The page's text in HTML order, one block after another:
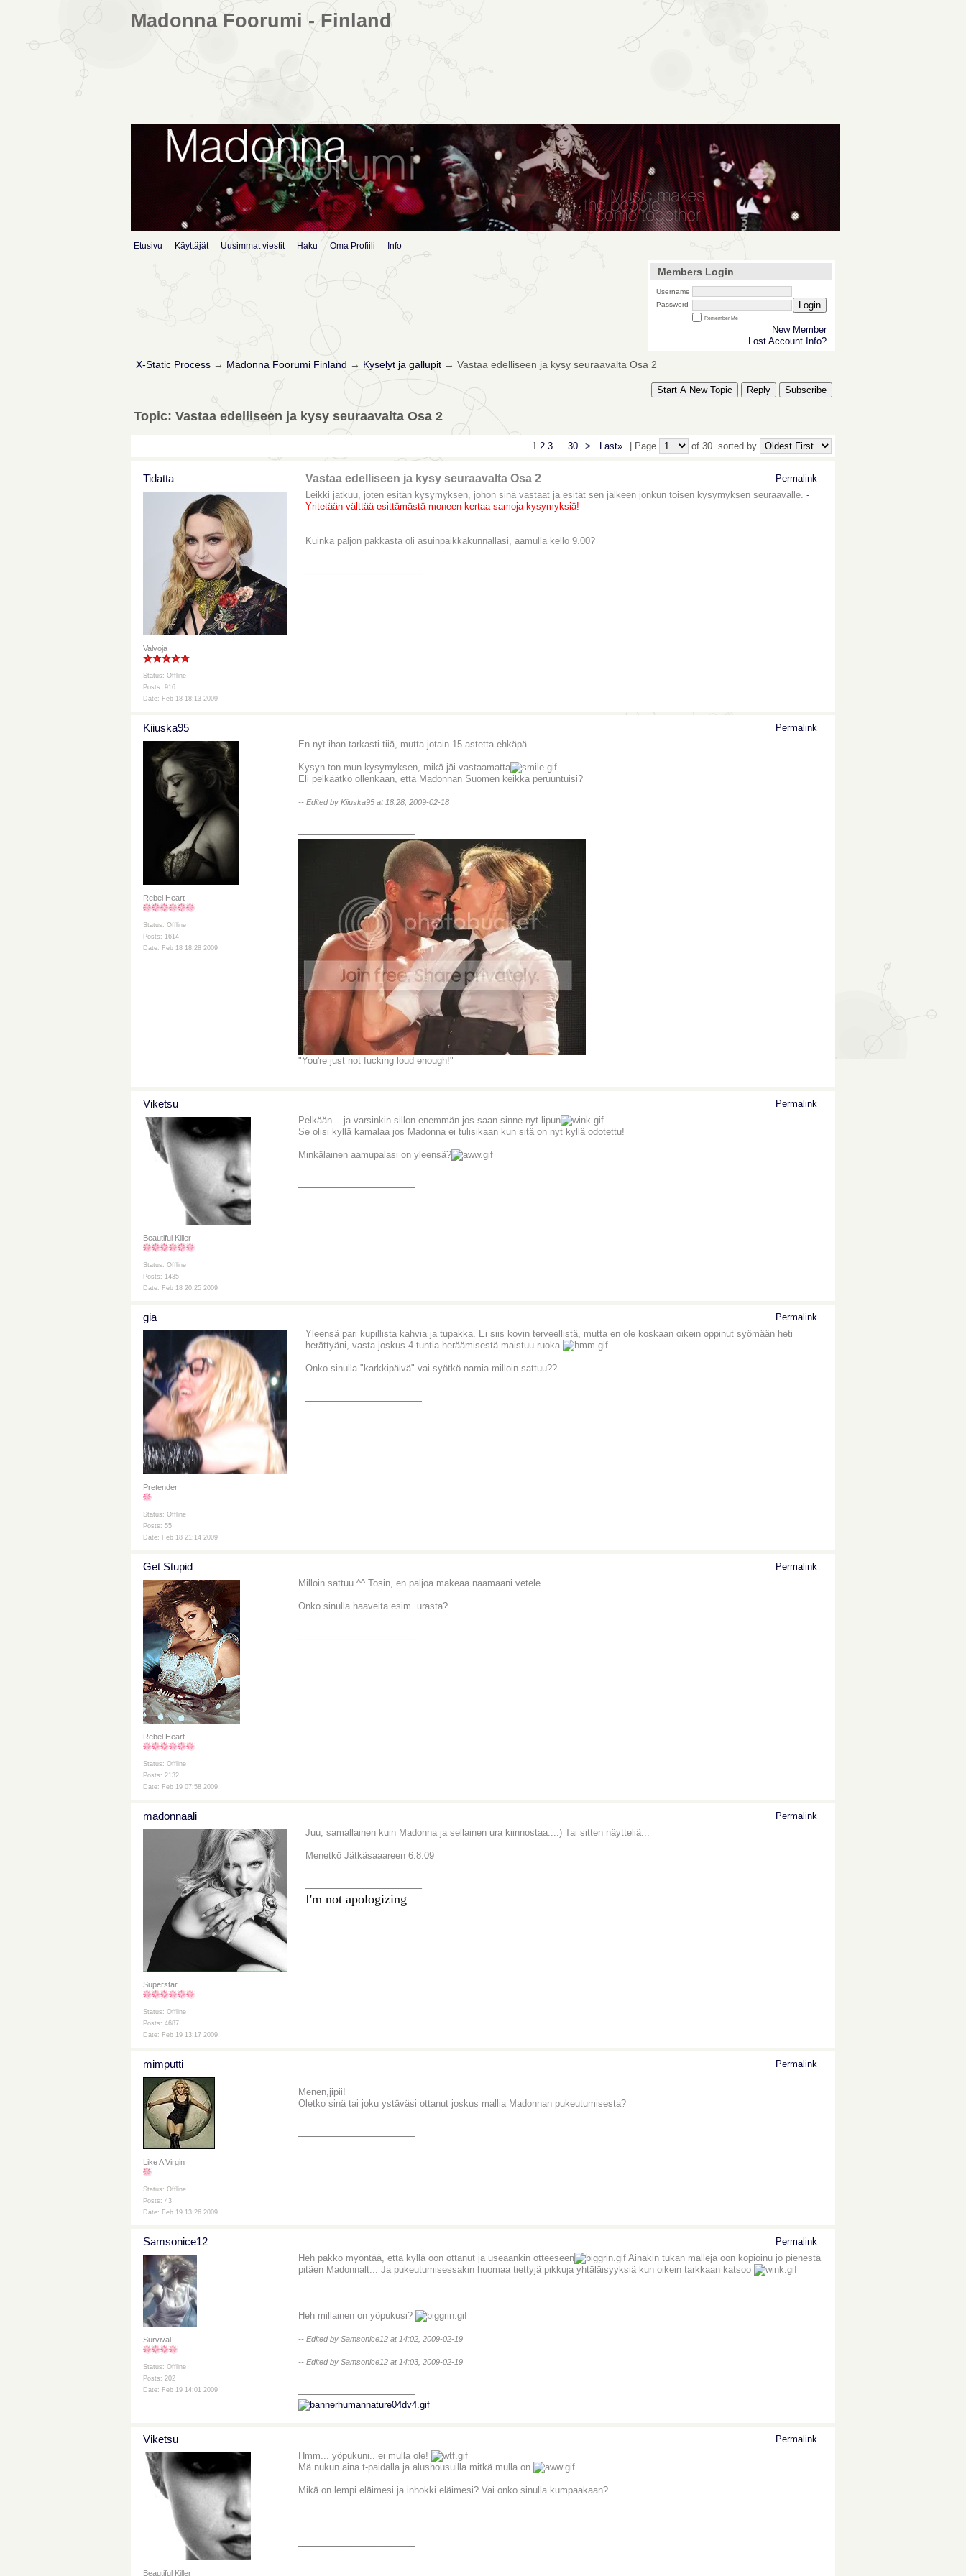
Madonna Foorumi - Finland
Etusivu Käyttäjät Uusimmat viestit Haku Oma Profiili Info
Members Login
Username
Password
Login
Remember Me
New Member
Lost Account Info?
X-Static Process→ Madonna Foorumi Finland → Kyselyt ja gallupit→ Vastaa edelliseen ja kysy seuraavalta Osa 2
Start A New Topic Reply Subscribe
Topic: Vastaa edelliseen ja kysy seuraavalta Osa 2
1 2 3… 30 > Last» | Page of 30 sorted by
Tidatta
Valvoja
Status: Offline
Posts: 916
Date: Feb 18 18:13 2009
Vastaa edelliseen ja kysy seuraavalta Osa 2
Permalink
Leikki jatkuu, joten esitän kysymyksen, johon sinä vastaat ja esität sen jälkeen jonkun toisen kysymyksen seuraavalle. -
Yritetään välttää esittämästä moneen kertaa samoja kysymyksiä!
Kuinka paljon pakkasta oli asuinpaikkakunnallasi, aamulla kello 9.00?
Kiiuska95
Rebel Heart
Status: Offline
Posts: 1614
Date: Feb 18 18:28 2009
Permalink
En nyt ihan tarkasti tiiä, mutta jotain 15 astetta ehkäpä...
Kysyn ton mun kysymyksen, mikä jäi vastaamatta
Eli pelkäätkö ollenkaan, että Madonnan Suomen keikka peruuntuisi?
-- Edited by Kiiuska95 at 18:28, 2009-02-18
"You're just not fucking loud enough!"
Viketsu
Beautiful Killer
Status: Offline
Posts: 1435
Date: Feb 18 20:25 2009
Permalink
Pelkään... ja varsinkin sillon enemmän jos saan sinne nyt lipun
Se olisi kyllä kamalaa jos Madonna ei tulisikaan kun sitä on nyt kyllä odotettu!
Minkälainen aamupalasi on yleensä?
gia
Pretender
Status: Offline
Posts: 55
Date: Feb 18 21:14 2009
Permalink
Yleensä pari kupillista kahvia ja tupakka. Ei siis kovin terveellistä, mutta en ole koskaan oikein oppinut syömään heti
herättyäni, vasta joskus 4 tuntia heräämisestä maistuu ruoka
Onko sinulla "karkkipäivä" vai syötkö namia milloin sattuu??
Get Stupid
Rebel Heart
Status: Offline
Posts: 2132
Date: Feb 19 07:58 2009
Permalink
Milloin sattuu ^^ Tosin, en paljoa makeaa naamaani vetele.
Onko sinulla haaveita esim. urasta?
madonnaali
Superstar
Status: Offline
Posts: 4687
Date: Feb 19 13:17 2009
Permalink
Juu, samallainen kuin Madonna ja sellainen ura kiinnostaa...:) Tai sitten näytteliä...
Menetkö Jätkäsaaareen 6.8.09
I'm not apologizing
mimputti
Like A Virgin
Status: Offline
Posts: 43
Date: Feb 19 13:26 2009
Permalink
Menen,jipii!
Oletko sinä tai joku ystäväsi ottanut joskus mallia Madonnan pukeutumisesta?
Samsonice12
Survival
Status: Offline
Posts: 202
Date: Feb 19 14:01 2009
Permalink
Heh pakko myöntää, että kyllä oon ottanut ja useaankin otteeseen
Ainakin tukan malleja oon kopioinu jo pienestä
pitäen Madonnalt... Ja pukeutumisessakin huomaa tiettyjä pikkuja yhtäläisyyksiä kun oikein tarkkaan katsoo
Heh millainen on yöpukusi?
-- Edited by Samsonice12 at 14:02, 2009-02-19
-- Edited by Samsonice12 at 14:03, 2009-02-19
Viketsu
Beautiful Killer
Permalink
Hmm... yöpukuni.. ei mulla ole!
Mä nukun aina t-paidalla ja alushousuilla mitkä mulla on
Mikä on lempi eläimesi ja inhokki eläimesi? Vai onko sinulla kumpaakaan?